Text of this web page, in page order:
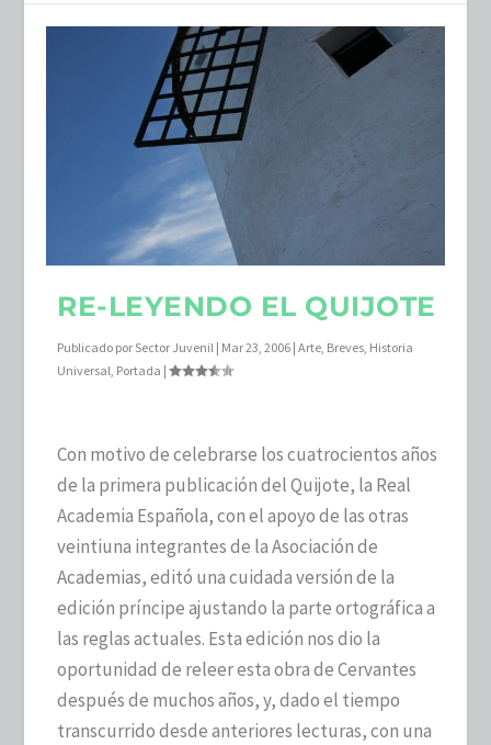
RE-LEYENDO EL QUIJOTE
Publicado por Sector Juvenil | Mar 23, 2006 |Arte Breves Historia
Universal Portada |
Con motivo de celebrarse los cuatrocientos años
de la primera publicación del Quijote, la Real
Academia Española, con el apoyo de las otras
veintiuna integrantes de la Asociación de
Academias, editó una cuidada versión de la
edición príncipe ajustando la parte ortográfica a
las reglas actuales. Esta edición nos dio la
oportunidad de releer esta obra de Cervantes
después de muchos años, y, dado el tiempo
transcurrido desde anteriores lecturas, con una